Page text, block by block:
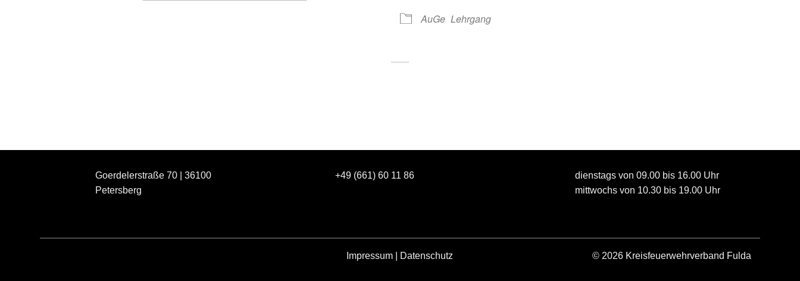
AuGe Lehrgang
Goerdelerstraße 70 | 36100
Petersberg
+49 (661) 60 11 86
dienstags von 09.00 bis 16.00 Uhr
mittwochs von 10.30 bis 19.00 Uhr
Impressum Datenschutz © 2026 Kreisfeuerwehrverband Fulda